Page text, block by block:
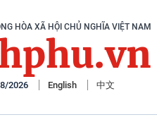
HÒA XÃ HỘI CHỦ NGHĨA VIỆT NAM
2026 English 中文